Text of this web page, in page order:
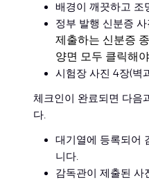
배경이 깨끗하고 조
정부 발행 신분증
제출하는 신분증
양면 모두 클릭해
시험장 사진 4장(벽
체크인이 완료되면 다음
다.
대기열에 등록되어
니다.
감독관이 제출된 사